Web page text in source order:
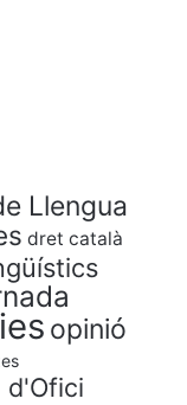
Llengua
dret català
opinió
d'Ofici